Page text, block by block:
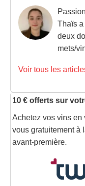
Thaïs a
deux
mets/
Voir tous les
10 € offerts sur
Achetez vos vins en
vous gratuitement à
avant-première.